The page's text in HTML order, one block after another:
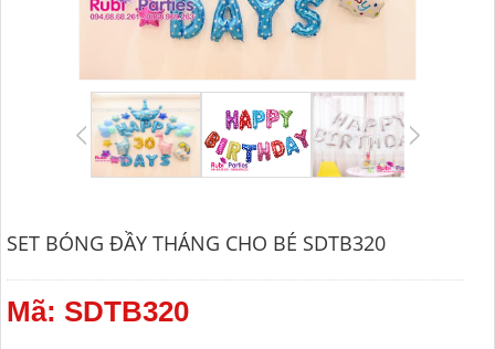
SET BÓNG ĐẦY THÁNG CHO BÉ SDTB320
Mã: SDTB320